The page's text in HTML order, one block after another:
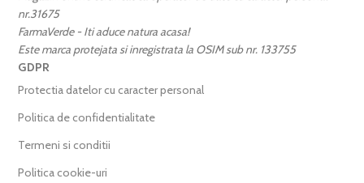
nr.31675
FarmaVerde - Iti aduce natura acasa!
Este marca protejata si inregistrata la OSIM sub nr. 133755
GDPR
Protectia datelor cu caracter personal
Politica de confidentialitate
Termeni si conditii
Politica cookie-uri